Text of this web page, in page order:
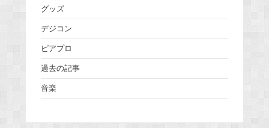
グッズ
デジコン
ピアプロ
過去の記事
音楽